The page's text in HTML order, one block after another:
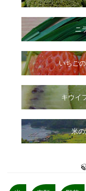
ニ
いちごの
キウイ
米